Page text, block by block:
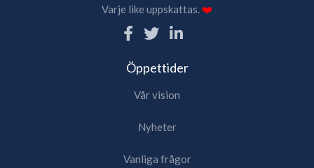
Varje like uppskattas.❤️
Öppettider
Vår vision
Nyheter
Vanliga frågor